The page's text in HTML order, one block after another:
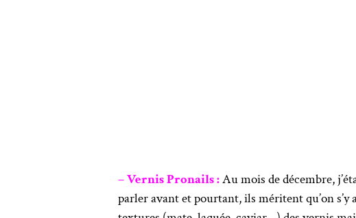
– Vernis Pronails :Au mois de décembre,
parler avant et pourtant, ils méritent qu’on